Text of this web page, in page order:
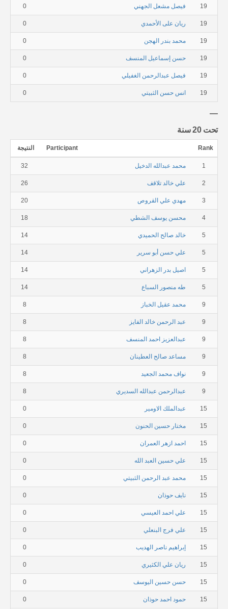
19 فيصل مشعل الجهني 0
19 ريان على الأحمدي 0
19 محمد بندر الهجن 0
19 حسن إسماعيل المنسف 0
19 فيصل عبدالرحمن الغفيلي 0
19 انس حسن الثبيتي 0
تحت 20 سنة
Rank
Participant النتيجة
1 محمد عبدالله الدخيل 32
2 علي خالد تلاقف 26
3 مهدي علي القروص 20
4 محسن يوسف الشطي 18
5 خالد صالح الحميدي 14
5 علي حسن أبو سرير 14
5 اصيل بدر الزهراني 14
5 طه منصور السباع 14
9 محمد عقيل الخباز 8
9 عبد الرحمن خالد الفايز 8
9 عبدالعزيز احمد المنسف 8
9 مساعد صالح العطينان 8
9 نواف محمد الجعيد 8
9 عبدالرحمن عبدالله السديري 8
15 عبدالملك الاومير 0
15 مختار حسين الحنون 0
15 احمد ازهر العمران 0
15 علي حسين العبد الله 0
15 محمد عبد الرحمن الثبيتي 0
15 نايف حوذان 0
15 علي احمد العيسي 0
15 علي فرج البنعلي 0
15 إبراهيم ناصر الهديب 0
15 ريان علي الكثيري 0
15 حسن حسين اليوسف 0
15 حمود احمد حوذان 0